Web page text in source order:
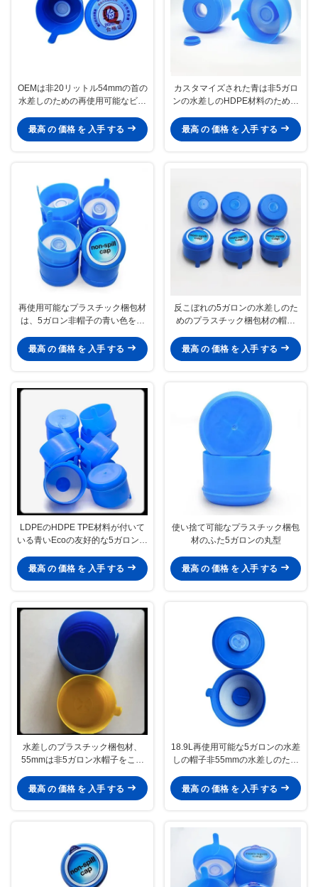
OEMは非20リットル54mmの首の
水差しのための再使用可能なビン
最高 の 価格 を 入手 する
カスタマイズされた青は非5ガロ
ンの水差しのHDPE材料のための
最高 の 価格 を 入手 する
再使用可能なプラスチック梱包材
は、5ガロン非帽子の青い色をこ
最高 の 価格 を 入手 する
反こぼれの5ガロンの水差しのた
めのプラスチック梱包材の帽子
最高 の 価格 を 入手 する
LDPEのHDPE TPE材料が付いて
いる青いEcoの友好的な5ガロンの
最高 の 価格 を 入手 する
使い捨て可能なプラスチック梱包
材のふた5ガロンの丸型
最高 の 価格 を 入手 する
水差しのプラスチック梱包材、
55mmは非5ガロン水帽子をこぼ
最高 の 価格 を 入手 する
18.9L再使用可能な5ガロンの水差
しの帽子非55mmの水差しのため
最高 の 価格 を 入手 する